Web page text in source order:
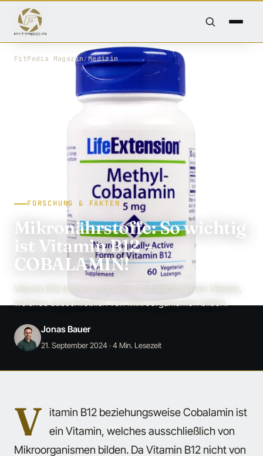
FitPedia Magazin/Medizin
FORSCHUNG & FAKTEN
Mikronährstoffe: So wichtig
ist Vitamin B12 –
COBALAMIN!
Vitamin B12 beziehungsweise Cobalamin ist ein Vitamin,
welches ausschließlich von Mikroorganismen bilden.
Jonas Bauer
21. September 2024· 4 Min. Lesezeit
V itamin B12 beziehungsweise Cobalamin ist
ein Vitamin, welches ausschließlich von
Mikroorganismen bilden. Da Vitamin B12 nicht von